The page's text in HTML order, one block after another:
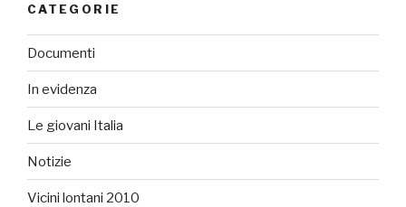
CATEGORIE
Documenti
In evidenza
Le giovani Italia
Notizie
Vicini lontani 2010